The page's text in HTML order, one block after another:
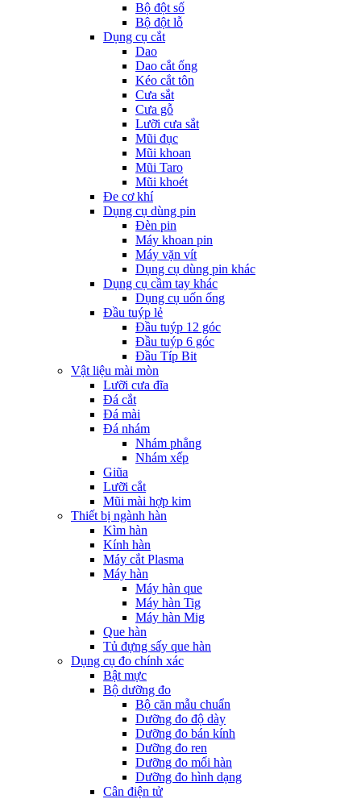
Bộ đột số
Bộ đột lỗ
Dụng cụ cắt
Dao
Dao cắt ống
Kéo cắt tôn
Cưa sắt
Cưa gỗ
Lưỡi cưa sắt
Mũi đục
Mũi khoan
Mũi Taro
Mũi khoét
Đe cơ khí
Dụng cụ dùng pin
Đèn pin
Máy khoan pin
Máy vặn vít
Dụng cụ dùng pin khác
Dụng cụ cầm tay khác
Dụng cụ uốn ống
Đầu tuýp lẻ
Đầu tuýp 12 góc
Đầu tuýp 6 góc
Đầu Típ Bit
Vật liệu mài mòn
Lưỡi cưa đĩa
Đá cắt
Đá mài
Đá nhám
Nhám phẳng
Nhám xếp
Giũa
Lưỡi cắt
Mũi mài hợp kim
Thiết bị ngành hàn
Kìm hàn
Kính hàn
Máy cắt Plasma
Máy hàn
Máy hàn que
Máy hàn Tig
Máy hàn Mig
Que hàn
Tủ đựng sấy que hàn
Dụng cụ đo chính xác
Bật mực
Bộ dưỡng đo
Bộ căn mẫu chuẩn
Dưỡng đo độ dày
Dưỡng đo bán kính
Dưỡng đo ren
Dưỡng đo mối hàn
Dưỡng đo hình dạng
Cân điện tử